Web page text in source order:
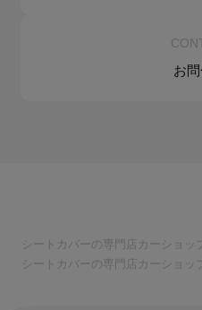
お
シートカバーの専門店カーショッ
シートカバーの専門店カーショッ